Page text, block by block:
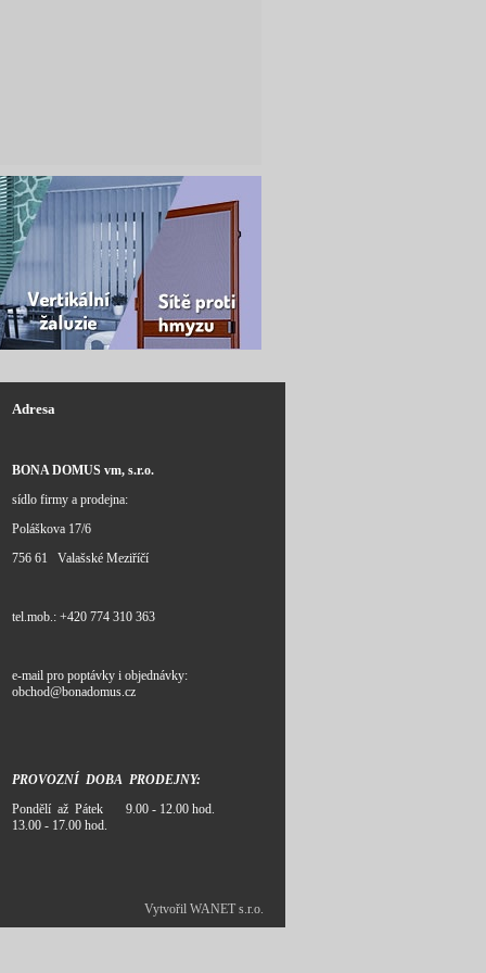
Adresa
BONA DOMUS vm, s.r.o.
sídlo firmy a prodejna:
Poláškova 17/6
756 61 Valašské Meziříčí
tel.mob.: +420 774 310 363
e-mail pro poptávky i objednávky:
obchod@bonadomus.cz
PROVOZNÍ DOBA PRODEJNY:
Pondělí až Pátek 9.00 - 12.00 hod.
13.00 - 17.00 hod.
Vytvořil WANET s.r.o.